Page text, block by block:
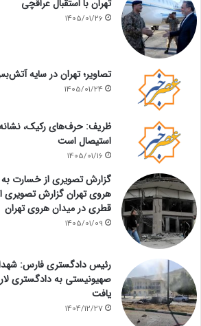
تهران با استقبال عراقچی
1405/01/26
تصاویر؛ تهران در سایه
1405/01/24
ظریف: حرف‌های رکیک،
استیصال است
1405/01/16
گزارش تصویری از خسارت به
هروی تهران گزارش تصویری
قطری در میدان هروی تهران
1405/01/09
رئیس دادگستری فارس:
یافت
1404/12/27